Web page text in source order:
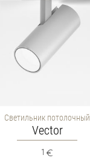
Светильник потолочный
Vector
1